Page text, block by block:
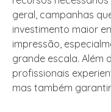
geral, campanhas
investimento maior
impressão,
grande escala. Além
profissionais
mas também